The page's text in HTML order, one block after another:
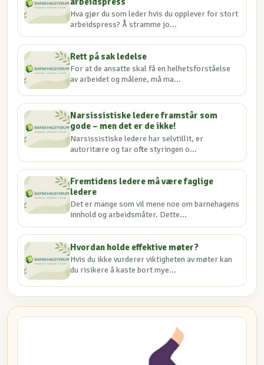
Hva gjør du som leder hvis du opplever for stort
arbeidspress? Å stramme jo...
Rett på sak ledelse
For at de ansatte skal få en helhetsforståelse
av arbeidet og målene, må ma...
Narsissistiske ledere framstår som
gode – men det er de ikke!
Narsissistiske ledere har selvtillit, er
autoritære og tar ofte styringen o...
Fremtidens ledere må være faglige
ledere
Det er mange som vil mene noe om barnehagens
innhold og arbeidsmåter. Dette...
Hvordan holde effektive møter?
Hvis du ikke vurderer viktigheten av møter kan
du risikere å kaste bort mye...